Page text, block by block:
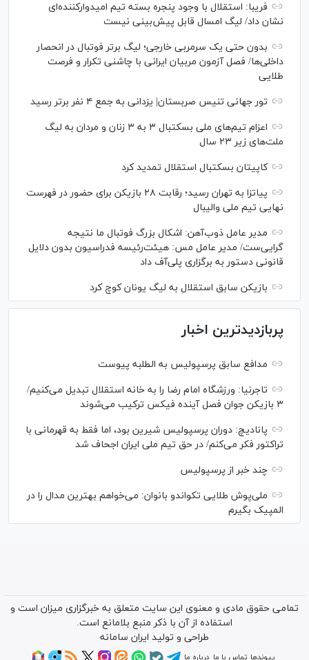
فریبا: استقلال با وجود پنجره بسته تیم امیدوارکننده‌ای
نشان داد/ لیگ امسال قابل پیش‌بینی نیست
بدون حتی یک سرمربی خارجی؛ لیگ برتر فوتبال در انحصار
داخلی‌ها/ فصل آزمون مربیان ایرانی با چاشنی تکرار و فرصت
طلایی
تور جهانی تنیس صربستان| یزدانی به جمع ۴ نفر برتر رسید
اعزام تیم‌های ملی بسکتبال ۳ به ۳ زنان و مردان به لیگ
ملت‌های زیر ۲۳ سال
کاپیتان بسکتبال استقلال تمدید کرد
پیاتزا به تهران رسید؛ رقابت ۲۸ بازیکن برای حضور در فهرست
نهایی تیم ملی والیبال
مدیر عامل ذوب‌آهن: اشکال بزرگ فوتبال ما نتیجه
گرایی‌ست/ مدیر عامل مس: هیئت‌رئیسه فدراسیون بدون دلایل
قانونی دستور به برگزاری پلی‌آف داد
بازیکن سابق استقلال به لیگ یونان کوچ کرد
پربازدیدترین اخبار
مدافع سابق پرسپولیس به الطلبه پیوست
تاجرنیا: ورزشگاه امام رضا را به خانه استقلال تبدیل می‌کنیم/
۳ بازیکن جوان فصل آینده فیکس ترکیب می‌شوند
پانادیچ: دوران پرسپولیس شیرین بود، اما فقط به قهرمانی با
تراکتور فکر می‌کنم/ در حق تیم ملی ایران اجحاف شد
چند خبر از پرسپولیس
ملی‌پوش‌ طلایی تکواندو بانوان: می‌خواهم بهترین مدال را در
المپیک بگیرم
تمامی حقوق مادی و معنوی این سایت متعلق به خبرگزاری میزان است و
استفاده از آن با ذکر منبع بلامانع است.
طراحی و تولید ایران سامانه
پیوندها تماس با ما درباره ما